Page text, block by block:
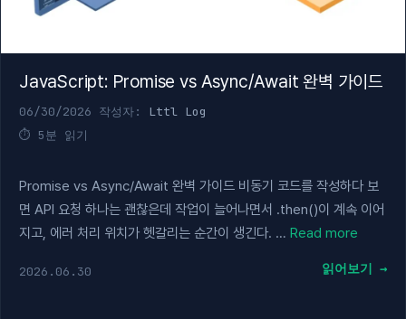
JavaScript: Promise vs Async/Await 완벽 가이드
06/30/2026 작성자: Lttl Log
5분 읽기
Promise vs Async/Await 완벽 가이드 비동기 코드를 작성하다 보
면 API 요청 하나는 괜찮은데 작업이 늘어나면서 .then()이 계속 이어
지고, 에러 처리 위치가 헷갈리는 순간이 생긴다. … Read more
2026.06.30 읽어보기